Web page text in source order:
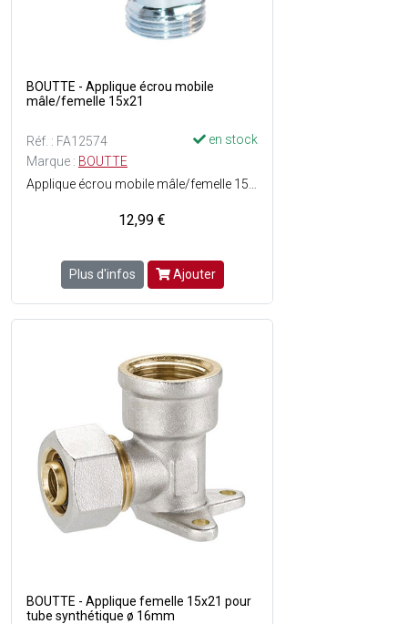
BOUTTE - Applique écrou mobile
mâle/femelle 15x21
Réf. : FA12574
en stock
Marque : BOUTTE
12,99 €
Plus d'infos Ajouter
BOUTTE - Applique femelle 15x21 pour
tube synthétique ø 16mm